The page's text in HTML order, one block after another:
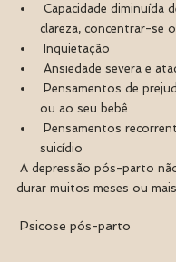
clareza, concentrar-se
Inquietação
Ansiedade severa e
ou ao seu bebê
suicídio
durar muitos meses ou
Psicose pós-parto